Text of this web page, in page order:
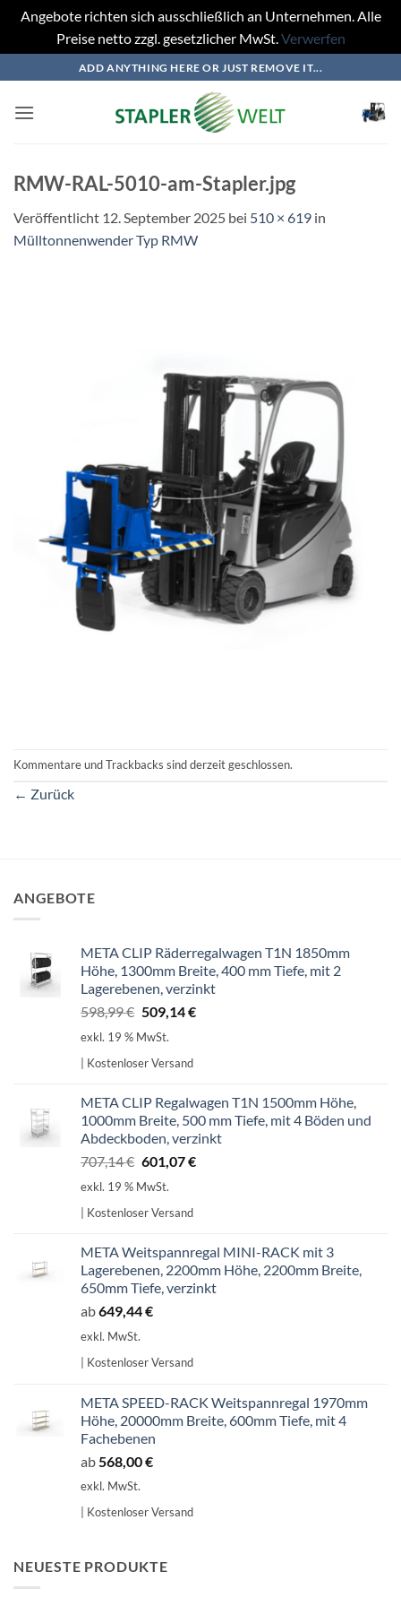
Angebote richten sich ausschließlich an Unternehmen. Alle
Preise netto zzgl. gesetzlicher MwSt.Verwerfen
Inhalt
springen
ADD ANYTHING HERE OR JUST REMOVE IT...
RMW-RAL-5010-am-Stapler.jpg
Veröffentlicht 12. September 2025 bei 510 × 619 in
Mülltonnenwender Typ RMW
Kommentare und Trackbacks sind derzeit geschlossen.
← Zurück
ANGEBOTE
META CLIP Räderregalwagen T1N 1850mm
Höhe, 1300mm Breite, 400 mm Tiefe, mit 2
Lagerebenen, verzinkt
598,99€ Ursprünglicher
Preis
598,99 €
509,14€Aktueller
exkl. 19 % MwSt.
| Kostenloser Versand
META CLIP Regalwagen T1N 1500mm Höhe,
1000mm Breite, 500 mm Tiefe, mit 4 Böden und
Abdeckboden, verzinkt
707,14€ Ursprünglicher
Preis
707,14 €
601,07€Aktueller
exkl. 19 % MwSt.
| Kostenloser Versand
META Weitspannregal MINI-RACK mit 3
Lagerebenen, 2200mm Höhe, 2200mm Breite,
650mm Tiefe, verzinkt
ab649,44€
exkl. MwSt.
| Kostenloser Versand
META SPEED-RACK Weitspannregal 1970mm
Höhe, 20000mm Breite, 600mm Tiefe, mit 4
Fachebenen
ab 568,00€
exkl. MwSt.
| Kostenloser Versand
NEUESTE PRODUKTE